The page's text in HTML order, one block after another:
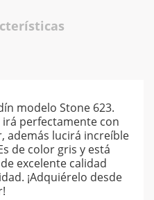
modelo Stone 623.
perfectamente con
además lucirá increíble
de color gris y está
excelente calidad
¡Adquiérelo desde